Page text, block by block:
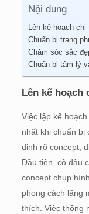
Nội dung
Lên kế hoạch
Chuẩn bị trang
Chăm sóc sắc
Chuẩn bị tâm lý
Lên kế
Việc lập kế
nhất khi chuẩn bị
định rõ concept,
Đầu tiên, cô dâu
concept chụp
phong cách lãng
thích. Việc thống